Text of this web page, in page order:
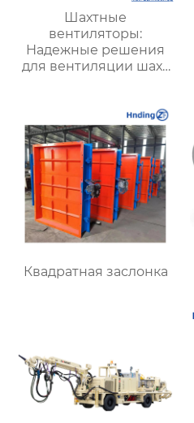
Шахтные
вентиляторы:
Надежные решения
для вентиляции шахт
Квадратная заслонка